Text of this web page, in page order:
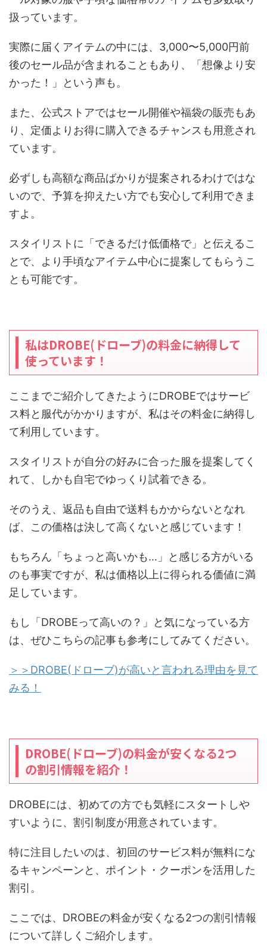
扱っています。
実際に届くアイテムの中には、3,000〜5,000円前
後のセール品が含まれることもあり、「想像より安
かった！」という声も。
また、公式ストアではセール開催や福袋の販売もあ
り、定価よりお得に購入できるチャンスも用意され
ています。
必ずしも高額な商品ばかりが提案されるわけではな
いので、予算を抑えたい方でも安心して利用できま
すよ。
スタイリストに「できるだけ低価格で」と伝えるこ
とで、より手頃なアイテム中心に提案してもらうこ
とも可能です。
私はDROBE(ドローブ)の料金に納得して
使っています！
ここまでご紹介してきたようにDROBEではサービ
ス料と服代がかかりますが、私はその料金に納得し
て利用しています。
スタイリストが自分の好みに合った服を提案してく
れて、しかも自宅でゆっくり試着できる。
そのうえ、返品も自由で送料もかからないとなれ
ば、この価格は決して高くないと感じています！
もちろん「ちょっと高いかも…」と感じる方がいる
のも事実ですが、私は価格以上に得られる価値に満
足しています。
もし「DROBEって高いの？」と気になっている方
は、ぜひこちらの記事も参考にしてみてください。
＞＞DROBE(ドローブ)が高いと言われる理由を見て
みる！
DROBE(ドローブ)の料金が安くなる2つ
の割引情報を紹介！
DROBEには、初めての方でも気軽にスタートしや
すいように、割引制度が用意されています。
特に注目したいのは、初回のサービス料が無料にな
るキャンペーンと、ポイント・クーポンを活用した
割引。
ここでは、DROBEの料金が安くなる2つの割引情報
について詳しくご紹介します。